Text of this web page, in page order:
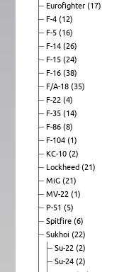
Eurofighter (17)
F-4 (12)
F-5 (16)
F-14 (26)
F-15 (24)
F-16 (38)
F/A-18 (35)
F-22 (4)
F-35 (14)
F-86 (8)
F-104 (1)
KC-10 (2)
Lockheed (21)
MiG (21)
MV-22 (1)
P-51 (5)
Spitfire (6)
Sukhoi (22)
Su-22 (2)
Su-24 (2)